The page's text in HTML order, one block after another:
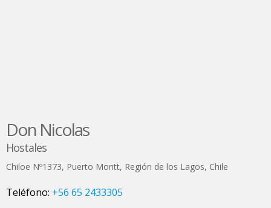
Don Nicolas
Hostales
Chiloe Nº1373, Puerto Montt, Región de los Lagos, Chile
Teléfono: +56 65 2433305